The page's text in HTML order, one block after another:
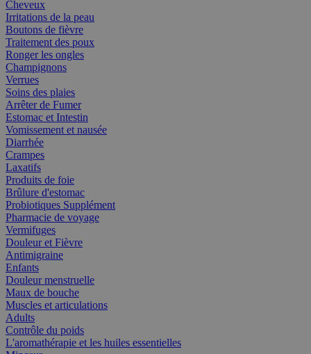
Cheveux
Irritations de la peau
Boutons de fièvre
Traitement des poux
Ronger les ongles
Champignons
Verrues
Soins des plaies
Arrêter de Fumer
Estomac et Intestin
Vomissement et nausée
Diarrhée
Crampes
Laxatifs
Produits de foie
Brûlure d'estomac
Probiotiques Supplément
Pharmacie de voyage
Vermifuges
Douleur et Fièvre
Antimigraine
Enfants
Douleur menstruelle
Maux de bouche
Muscles et articulations
Adults
Contrôle du poids
L'aromathérapie et les huiles essentielles